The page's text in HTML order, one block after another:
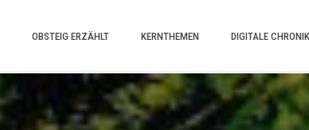
OBSTEIG ERZÄHLT KERNTHEMEN DIGITALE